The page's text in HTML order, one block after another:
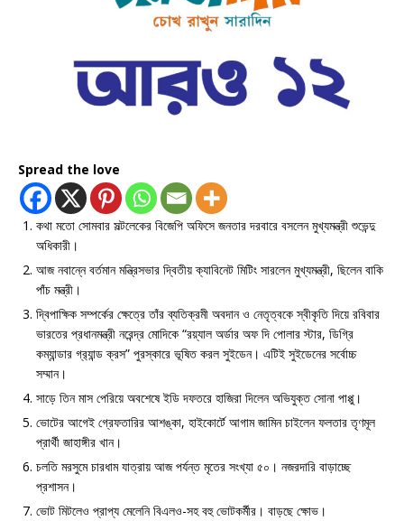
Spread the love
কথা মতো সোমবার সল্টলেকের বিজেপি অফিসে জনতার দরবারে বসলেন মুখ্যমন্ত্রী শুভেন্দু
অধিকারী।
আজ নবান্নে বর্তমান মন্ত্রিসভার দ্বিতীয় ক্যাবিনেট মিটিং সারলেন মুখ্যমন্ত্রী, ছিলেন বাকি
পাঁচ মন্ত্রী।
দ্বিপাক্ষিক সম্পর্কের ক্ষেত্রে তাঁর ব্যতিক্রমী অবদান ও নেতৃত্বকে স্বীকৃতি দিয়ে রবিবার
ভারতের প্রধানমন্ত্রী নরেন্দ্র মোদিকে “রয়্যাল অর্ডার অফ দি পোলার স্টার, ডিগ্রি
কম্যান্ডার গ্র‍্যান্ড ক্রস” পুরস্কারে ভূষিত করল সুইডেন। এটিই সুইডেনের সর্বোচ্চ
সম্মান।
সাড়ে তিন মাস পেরিয়ে অবশেষে ইডি দফতরে হাজিরা দিলেন অভিযুক্ত সোনা পাপ্পু।
ভোটের আগেই গ্রেফতারির আশঙ্কা, হাইকোর্টে আগাম জামিন চাইলেন ফলতার তৃণমূল
প্রার্থী জাহাঙ্গীর খান।
চলতি মরসুমে চারধাম যাত্রায় আজ পর্যন্ত মৃতের সংখ্যা ৫০। নজরদারি বাড়াচ্ছে
প্রশাসন।
ভোট মিটলেও প্রাপ্য মেলেনি বিএলও-সহ বহু ভোটকর্মীর। বাড়ছে ক্ষোভ।